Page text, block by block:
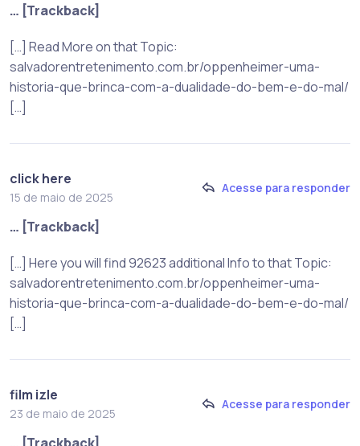
… [Trackback]
[…] Read More on that Topic:
salvadorentretenimento.com.br/oppenheimer-uma-
historia-que-brinca-com-a-dualidade-do-bem-e-do-mal/
[…]
click here
15 de maio de 2025
Acesse para responder
… [Trackback]
[…] Here you will find 92623 additional Info to that Topic:
salvadorentretenimento.com.br/oppenheimer-uma-
historia-que-brinca-com-a-dualidade-do-bem-e-do-mal/
[…]
film izle
23 de maio de 2025
Acesse para responder